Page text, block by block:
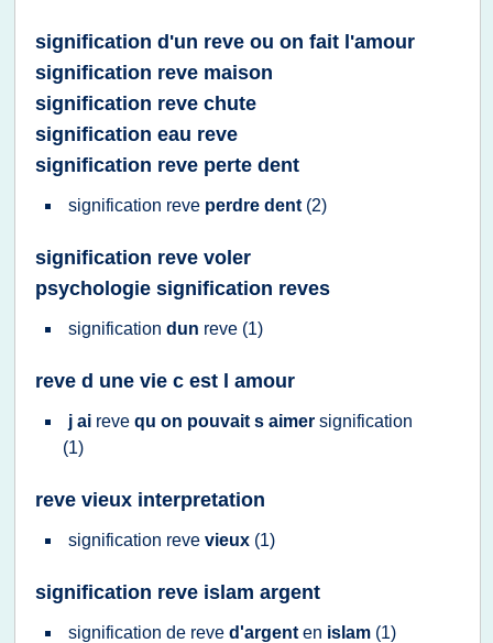
signification d'un reve ou on fait l'amour
signification reve maison
signification reve chute
signification eau reve
signification reve perte dent
signification reve perdre dent (2)
signification reve voler
psychologie signification reves
signification dun reve (1)
reve d une vie c est l amour
j ai reve qu on pouvait s aimer signification
(1)
reve vieux interpretation
signification reve vieux (1)
signification reve islam argent
signification de reve d'argent en islam (1)